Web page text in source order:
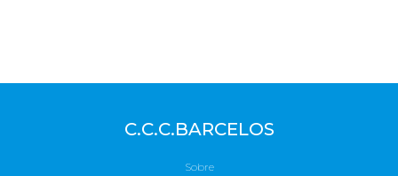
C.C.C.BARCELOS
Sobre